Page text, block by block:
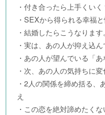
・付き合ったら上手くい
・SEXから得られる幸福
・結婚したらこうなりま
・実は、あの人が抑え込
・あの人が望んでいる「
・次、あの人の気持ちに
・2人の関係を締め括る
え
・この恋を絶対諦めたく